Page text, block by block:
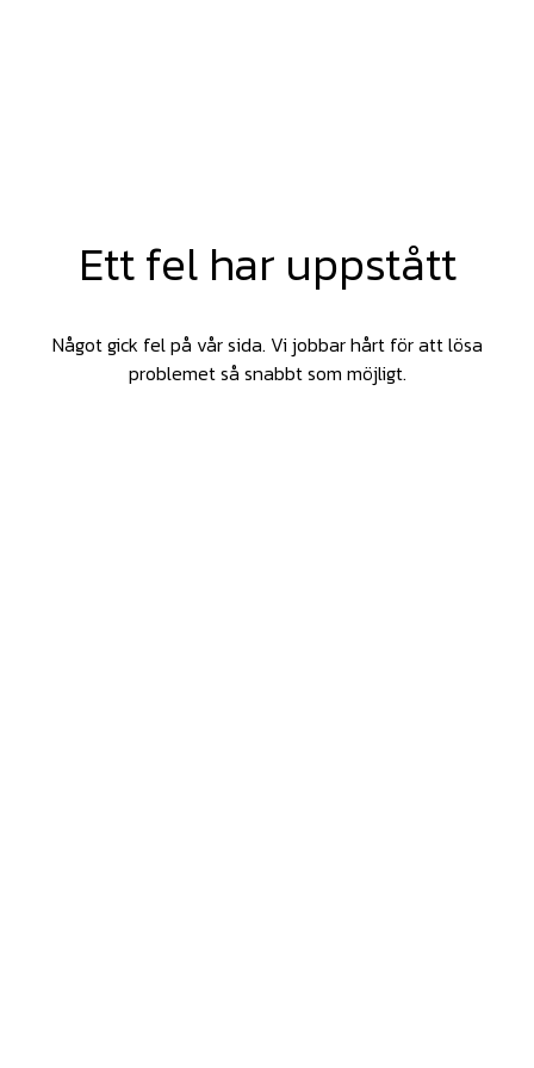
Ett fel har uppstått
Något gick fel på vår sida. Vi jobbar hårt för att lösa
problemet så snabbt som möjligt.